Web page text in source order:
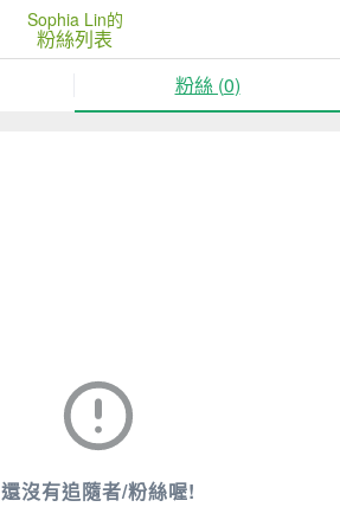
Sophia Lin的
粉絲列表
粉絲 (0)
還沒有追隨者/粉絲喔!